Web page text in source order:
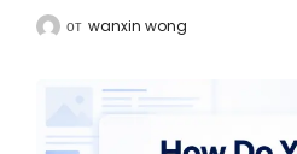
от wanxin wong